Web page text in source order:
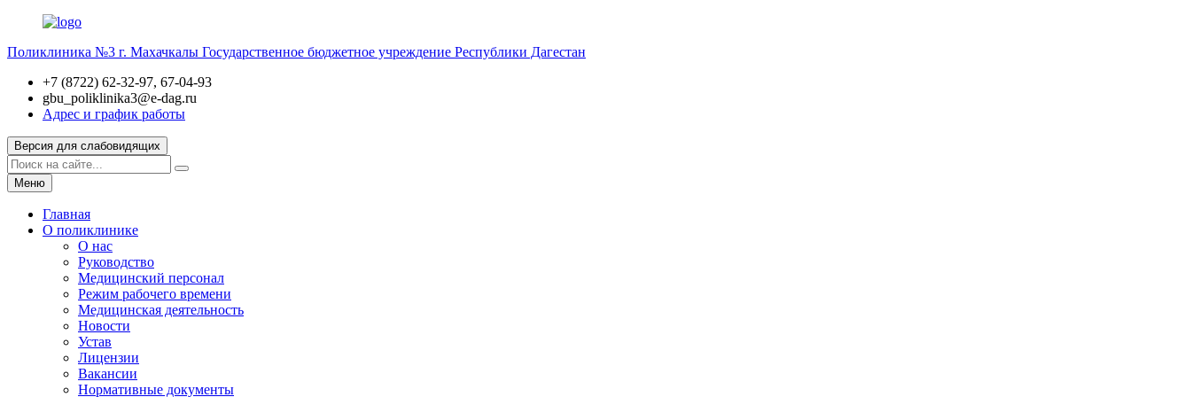
Поликлиника №3 г. Махачкалы Государственное бюджетное учреждение Республики Дагестан
+7 (8722) 62-32-97, 67-04-93
gbu_poliklinika3@e-dag.ru
Адрес и график работы
Версия для слабовидящих
Меню
Главная
О поликлинике
О нас
Руководство
Медицинский персонал
Режим рабочего времени
Медицинская деятельность
Новости
Устав
Лицензии
Вакансии
Нормативные документы